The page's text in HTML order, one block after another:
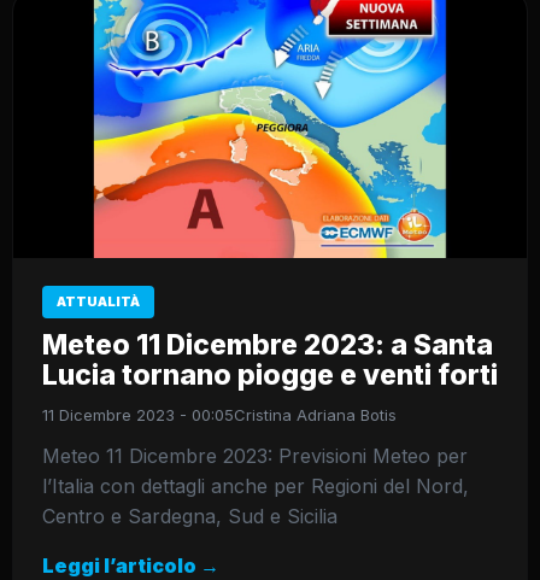
ATTUALITÀ
Meteo 11 Dicembre 2023: a Santa
Lucia tornano piogge e venti forti
11 Dicembre 2023 - 00:05Cristina Adriana Botis
Meteo 11 Dicembre 2023: Previsioni Meteo per
l’Italia con dettagli anche per Regioni del Nord,
Centro e Sardegna, Sud e Sicilia
Leggi l’articolo →